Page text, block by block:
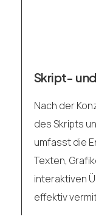
Skript-
Nach der
des Skripts
umfasst die
Texten,
interaktiven
effektiv